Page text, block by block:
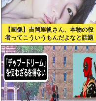
【画像】吉岡里帆さん、本物の役
者ってこういうもんだよなと話題
に